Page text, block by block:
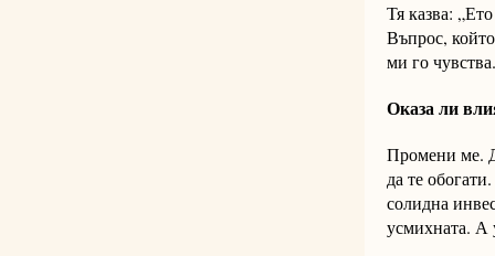
Тя казва:
Въпрос,
ми го
Оказа ли
Промени ме.
да те
солидна
усмихната. А